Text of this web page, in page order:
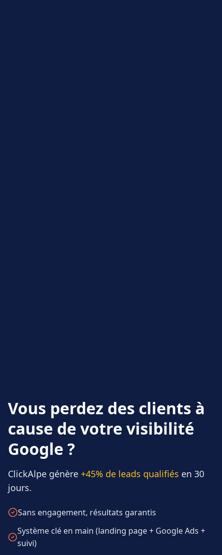
Vous perdez des clients à
cause de votre visibilité
Google ?
ClickAlpe génère +45% de leads qualifiés en 30
jours.
Sans engagement, résultats garantis
Système clé en main (landing page + Google Ads +
suivi)